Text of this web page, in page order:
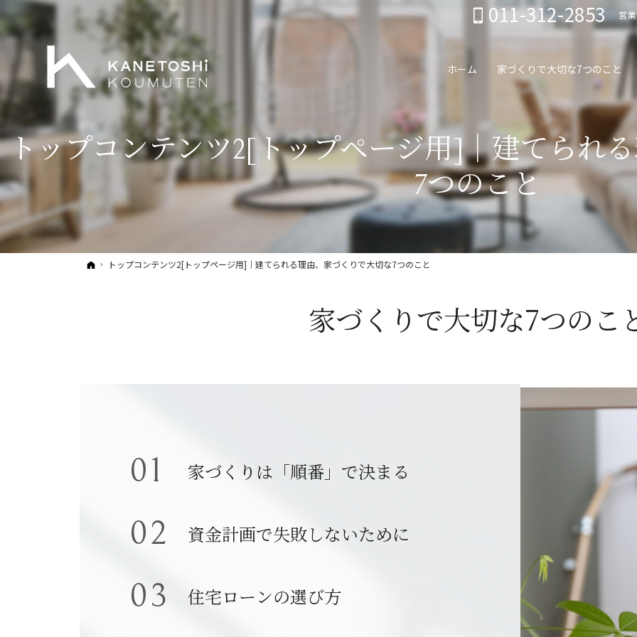
トップコンテンツ2[トップページ用]｜建てられ
7つのこと
ホーム
トップコンテンツ2[トップページ用]｜建てられる理由、家づくりで大切な7つのこと
家づくりで大切な7つのこ
家づくりは「順番」で決まる
資金計画で失敗しないために
住宅ローンの選び方
ホーム 家づくりで大切な7つのこと
011-312-2853 営